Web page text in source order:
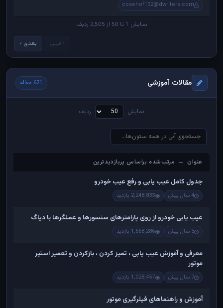
cosehof132@dwriters.com
نمایش 1 تا 50 از 2,505 ردیف
‹ قبلی بعدی ›
مقالات آموزشی 621 مقاله
نمایش ردیف
عنوان — مرتب‌شده براساس پربازدیدترین
عنوان — مرتب‌شده براساس پربازدیدترین
جدول کامل عیب یابی و رفع عیب خودرو
4 سال پیش 2,248,833 بازدید
عیب یابی خودرو از روی پارامترهای سنسورها و عملگرها با دیاگ
5 سال پیش 1,668,286 بازدید
معرفی و آموزش عیب یابی ، تمیز کردن ، بازکردن و تعمیر استپر
موتور
7 سال پیش 1,028,457 بازدید
آموزش و راهنماهای فیلرگیری موتور